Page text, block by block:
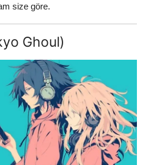
size göre.
Ghoul)